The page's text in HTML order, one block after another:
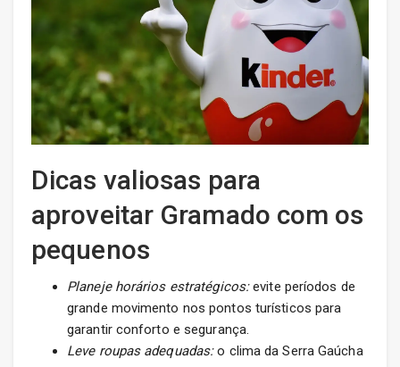
Dicas valiosas para
aproveitar Gramado com os
pequenos
Planeje horários estratégicos:evite períodos de
grande movimento nos pontos turísticos para
garantir conforto e segurança.
Leve roupas adequadas:o clima da Serra Gaúcha